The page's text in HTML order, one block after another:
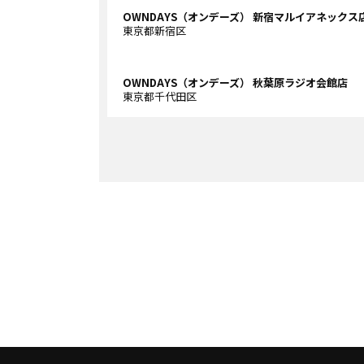
OWNDAYS（オンデーズ） 新宿マルイアネックス
東京都新宿区
OWNDAYS（オンデーズ） 秋葉原ラジオ会館店
東京都千代田区